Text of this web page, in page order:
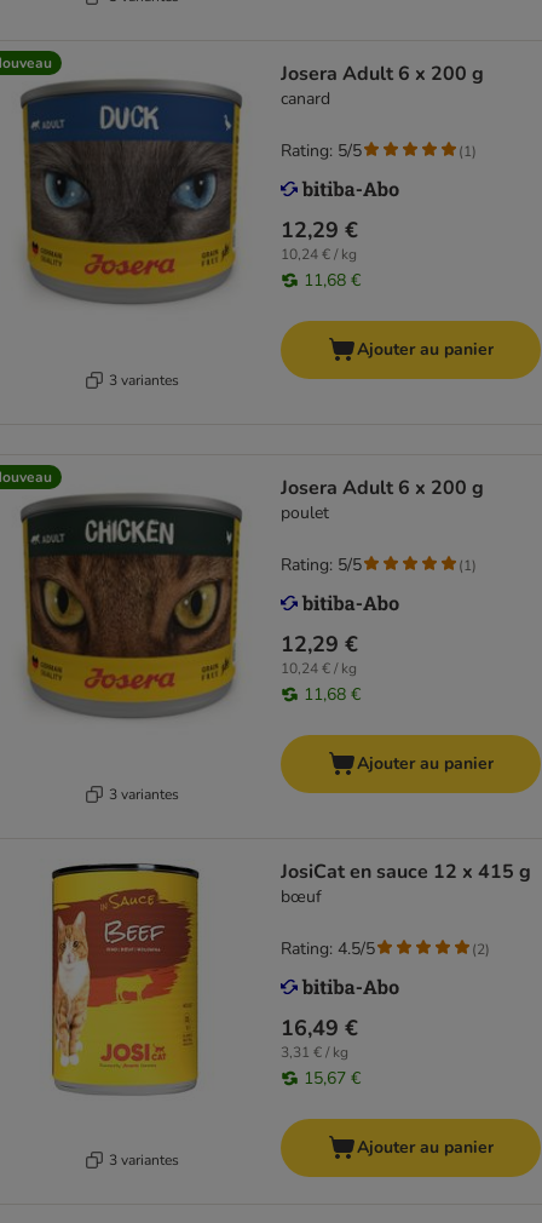
3 variantes
Josera Adult 6 x 200 g
canard
12,29 €
10,24 € / kg
11,68 €
Rating: 5/5 (1)
Ajouter au panier
3 variantes
Josera Adult 6 x 200 g
poulet
12,29 €
10,24 € / kg
11,68 €
Rating: 5/5 (1)
Ajouter au panier
3 variantes
JosiCat en sauce 12 x 415 g
bœuf
16,49 €
3,31 € / kg
15,67 €
Rating: 4.5/5 (2)
Ajouter au panier